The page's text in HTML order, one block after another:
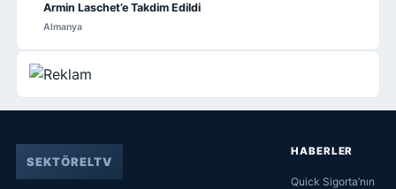
Armin Laschet’e Takdim Edildi
Almanya
SEKTÖRELTV
HABERLER
Quick Sigorta’nın